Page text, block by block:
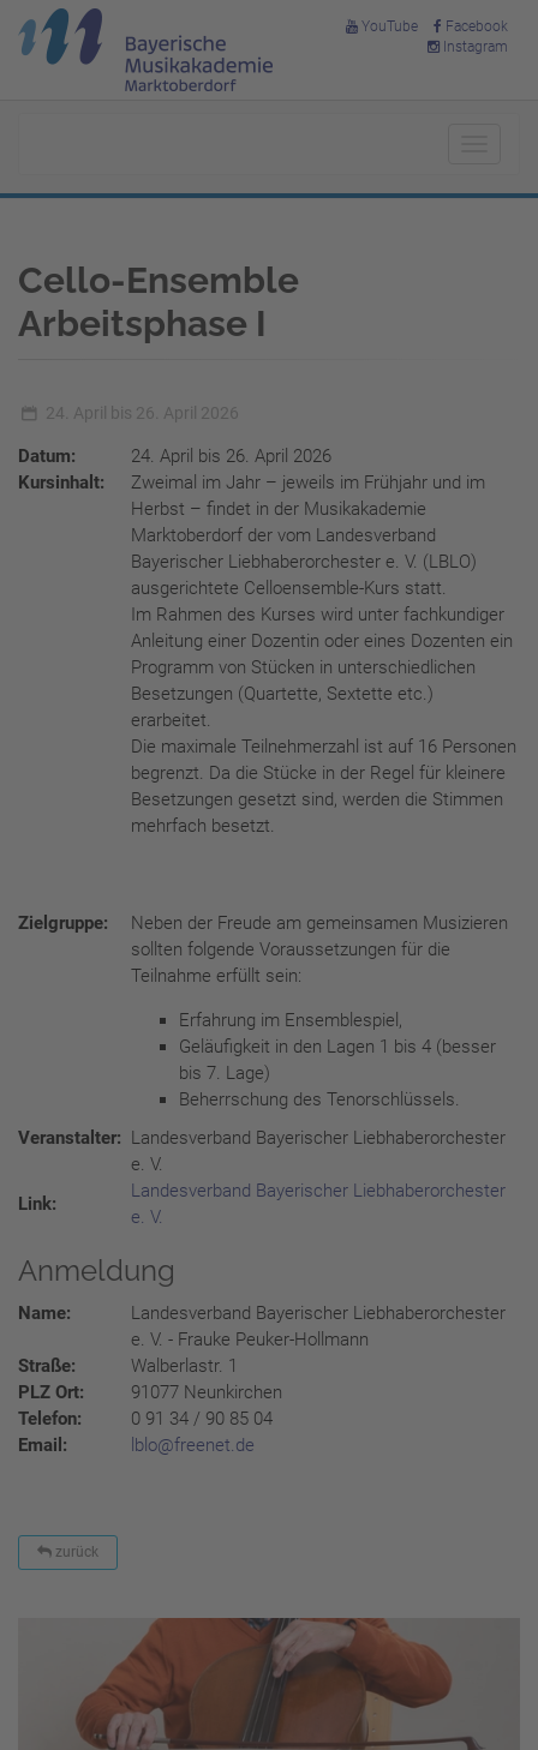
YouTube
Facebook
Instagram
Cello-Ensemble
Arbeitsphase I
24. April bis 26. April 2026
Datum:
24. April bis 26. April 2026
Kursinhalt:
Zweimal im Jahr – jeweils im Frühjahr und im
Herbst – findet in der Musikakademie
Marktoberdorf der vom Landesverband
Bayerischer Liebhaberorchester e. V. (LBLO)
ausgerichtete Celloensemble-Kurs statt.
Im Rahmen des Kurses wird unter fachkundiger
Anleitung einer Dozentin oder eines Dozenten ein
Programm von Stücken in unterschiedlichen
Besetzungen (Quartette, Sextette etc.)
erarbeitet.
Die maximale Teilnehmerzahl ist auf 16 Personen
begrenzt. Da die Stücke in der Regel für kleinere
Besetzungen gesetzt sind, werden die Stimmen
mehrfach besetzt.
Zielgruppe:
Neben der Freude am gemeinsamen Musizieren
sollten folgende Voraussetzungen für die
Teilnahme erfüllt sein:
Erfahrung im Ensemblespiel,
Geläufigkeit in den Lagen 1 bis 4 (besser
bis 7. Lage)
Beherrschung des Tenorschlüssels.
Veranstalter: Landesverband Bayerischer Liebhaberorchester
e. V.
Link:
Landesverband Bayerischer Liebhaberorchester
e. V.
Anmeldung
Name:
Landesverband Bayerischer Liebhaberorchester
e. V. - Frauke Peuker-Hollmann
Straße:
Walberlastr. 1
PLZ Ort:
91077 Neunkirchen
Telefon:
0 91 34 / 90 85 04
Email:
lblo@freenet.de
zurück